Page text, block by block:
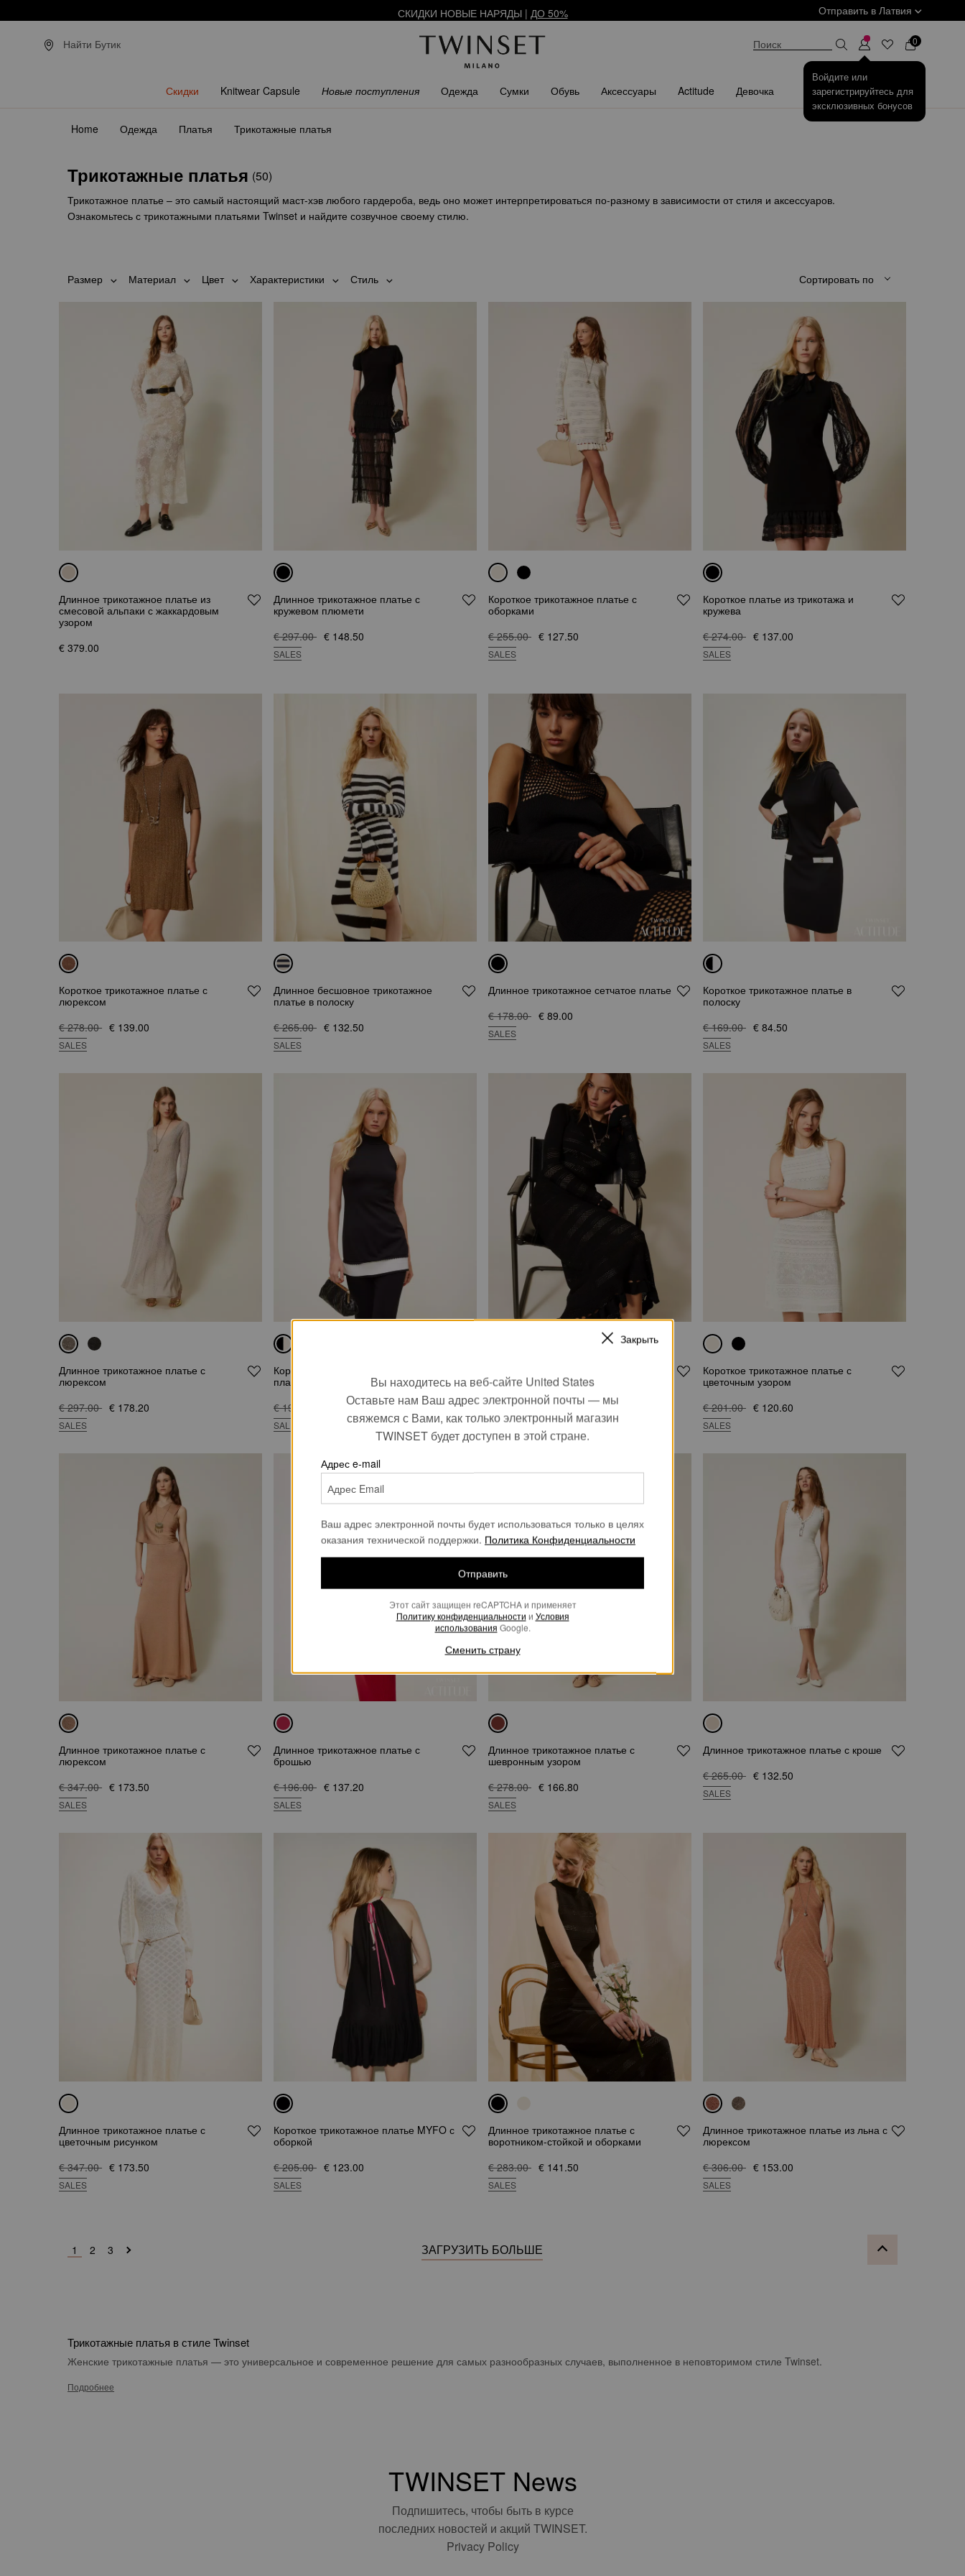
СКИДКИ НОВЫЕ НАРЯДЫ | ДО 50%
Отправить в Латвия
Найти Бутик
Скидки Knitwear Capsule Новые поступления Одежда Сумки Обувь Аксессуары Actitude Девочка
Поиск
Войдите или
зарегистрируйтесь для
эксклюзивных бонусов
0
Home Одежда Платья Трикотажные платья
Трикотажные платья (50)
Трикотажное платье – это самый настоящий маст-хэв любого гардероба, ведь оно может интерпретироваться по-разному в зависимости от стиля и аксессуаров.
Ознакомьтесь с трикотажными платьями Twinset и найдите созвучное своему стилю.
Размер Материал Цвет Характеристики Стиль Сортировать по
Длинное трикотажное платье из
смесовой альпаки с жаккардовым
узором
€ 379.00
Длинное трикотажное платье с
кружевом плюмети
€ 297.00 € 148.50
SALES
Короткое трикотажное платье с
оборками
€ 255.00 € 127.50
SALES
Короткое платье из трикотажа и
кружева
€ 274.00 € 137.00
SALES
Короткое трикотажное платье с
люрексом
€ 278.00 € 139.00
SALES
Длинное бесшовное трикотажное
платье в полоску
€ 265.00 € 132.50
SALES
Длинное трикотажное сетчатое платье
€ 178.00 € 89.00
SALES
Короткое трикотажное платье в
полоску
€ 169.00 € 84.50
SALES
Длинное трикотажное платье с
люрексом
€ 297.00 € 178.20
SALES
Короткое двухцветное трикотажное
платье
€ 191.00
€ 95.50
SALES
оборками
€ 306.00 € 153.00
SALES
Короткое трикотажное платье с
цветочным узором
€ 201.00 € 120.60
SALES
Длинное трикотажное платье с
люрексом
€ 347.00 € 173.50
SALES
Длинное трикотажное платье с
брошью
€ 196.00 € 137.20
SALES
Длинное трикотажное платье с
шевронным узором
€ 278.00 € 166.80
SALES
Длинное трикотажное платье с кроше
€ 265.00 € 132.50
SALES
Длинное трикотажное платье с
цветочным рисунком
€ 347.00 € 173.50
SALES
Короткое трикотажное платье MYFO с
оборкой
€ 205.00 € 123.00
SALES
Длинное трикотажное платье с
воротником-стойкой и оборками
€ 283.00 € 141.50
SALES
Длинное трикотажное платье из льна с
люрексом
€ 306.00 € 153.00
SALES
1 2 3 ЗАГРУЗИТЬ БОЛЬШЕ
Трикотажные платья в стиле Twinset
Женские трикотажные платья — это универсальное и современное решение для самых разнообразных случаев, выполненное в неповторимом стиле Twinset.
Подробнее
TWINSET News
Подпишитесь, чтобы быть в курсе
последних новостей и акций TWINSET.
Privacy Policy
Закрыть
Вы находитесь на веб-сайте United States
Оставьте нам Ваш адрес электронной почты — мы
свяжемся с Вами, как только электронный магазин
TWINSET будет доступен в этой стране.
Адрес e-mail
Ваш адрес электронной почты будет использоваться только в целях
оказания технической поддержки. Политика Конфиденциальности
Отправить
Этот сайт защищен reCAPTCHA и применяет
Политику конфиденциальности и Условия
использования Google.
Сменить страну